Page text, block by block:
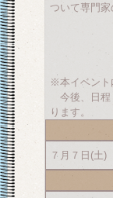
ついて専門家
※本イベント
今後、日程
ります。
７月７日(土